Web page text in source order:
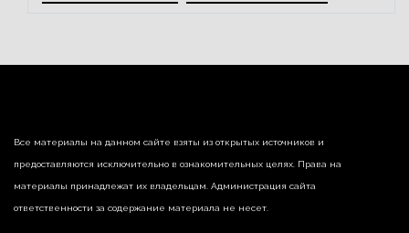
Все материалы на данном сайте взяты из открытых источников и
предоставляются исключительно в ознакомительных целях. Права на
материалы принадлежат их владельцам. Администрация сайта
ответственности за содержание материала не несет.